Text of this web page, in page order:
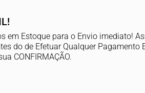
em Estoque para o Envio imediato!
do de Efetuar Qualquer Pagamento
CONFIRMAÇÃO.